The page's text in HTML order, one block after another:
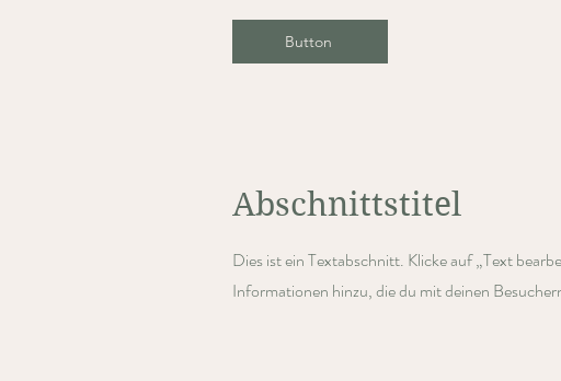
Button
Abschnittstitel
Dies ist ein Textabschnitt. Klicke auf „Text
Informationen hinzu, die du mit deinen